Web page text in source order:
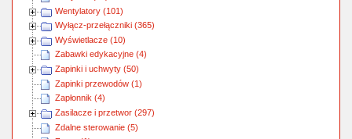
Wentylatory (101)
Wyłącz-przełączniki (365)
Wyświetlacze (10)
Zabawki edykacyjne (4)
Zapinki i uchwyty (50)
Zapinki przewodów (1)
Zapłonnik (4)
Zasilacze i przetwor (297)
Zdalne sterowanie (5)